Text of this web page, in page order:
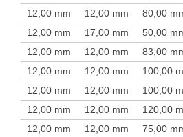
12,00 mm
12,00 mm 80,00
12,00 mm
17,00 mm 50,00
12,00 mm
12,00 mm 83,00
12,00 mm
12,00 mm 100,00
12,00 mm
12,00 mm 100,00
12,00 mm
12,00 mm 120,00
12,00 mm
12,00 mm 75,00